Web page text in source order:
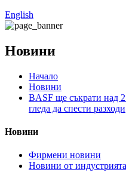
English
Новини
Начало
Новини
BASF ще съкрати над
гледа да спести разходи
Новини
Фирмени новини
Новини от индустрията